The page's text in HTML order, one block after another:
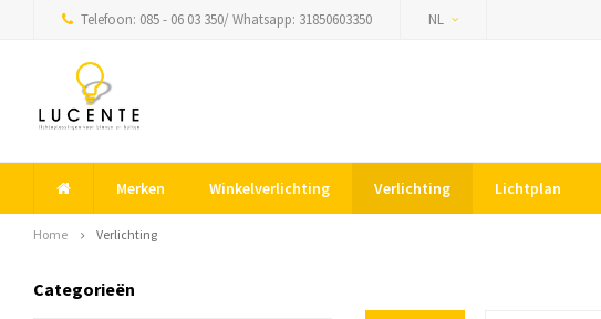
Telefoon: 085 - 06 03 350/ Whatsapp: 31850603350 NL
Merken Winkelverlichting Verlichting Lichtplan
Home Verlichting
Categorieën